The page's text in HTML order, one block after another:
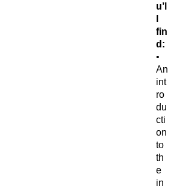
u’l
fin
d:
•
An
int
ro
du
cti
on
to
th
e
in